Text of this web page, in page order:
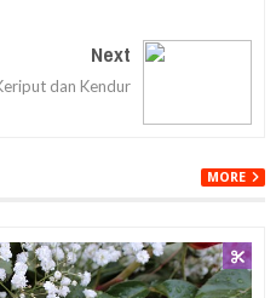
Next
dan Kendur
MORE